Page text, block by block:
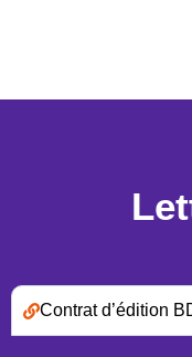
Contrat d’édition